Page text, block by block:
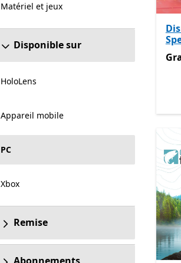
Matériel et jeux
Disponible sur
HoloLens
Appareil mobile
PC
Xbox
Remise